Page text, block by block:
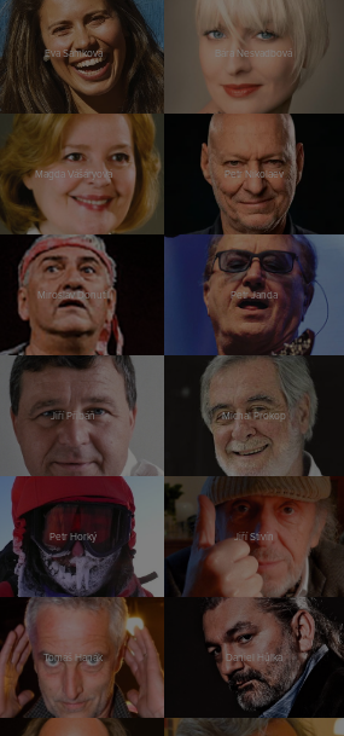
Eva Samková Bára Nesvadbová
Magda Vášáryová Petr Nikolaev
Miroslav Donutil Petr Janda
Jiří Přibáň Michal Prokop
Petr Horký Jiří Stivín
Tomáš Hanák Daniel Hůlka